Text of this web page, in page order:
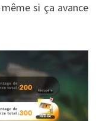
si ça avance